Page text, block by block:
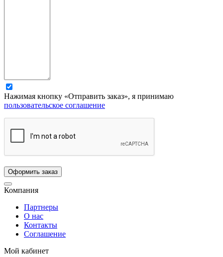
Нажимая кнопку «Отправить заказ», я принимаю
пользовательское соглашение
Компания
Партнеры
О нас
Контакты
Соглашение
Мой кабинет